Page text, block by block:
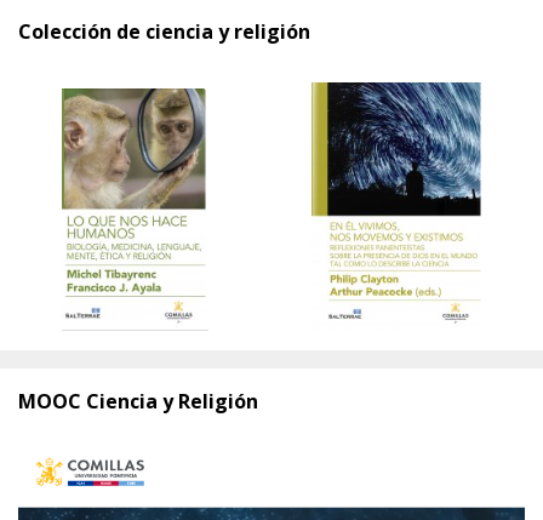
Colección de ciencia y religión
MOOC Ciencia y Religión